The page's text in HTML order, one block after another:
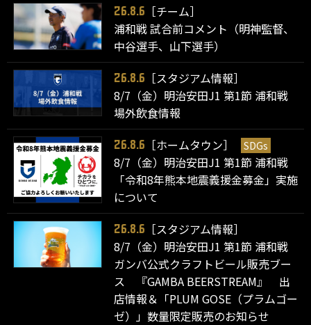
26.8.6
［チーム］
浦和戦 試合前コメント（明神監督、
中谷選手、山下選手）
26.8.6
［スタジアム情報］
8/7（金）明治安田J1 第1節 浦和戦
場外飲食情報
26.8.6 ［ホームタウン］ SDGs
8/7（金）明治安田J1 第1節 浦和戦
「令和8年熊本地震義援金募金」実施
について
26.8.6
［スタジアム情報］
8/7（金）明治安田J1 第1節 浦和戦
ガンバ公式クラフトビール販売ブー
ス 『GAMBA BEERSTREAM』 出
店情報＆「PLUM GOSE（プラムゴー
ゼ）」数量限定販売のお知らせ